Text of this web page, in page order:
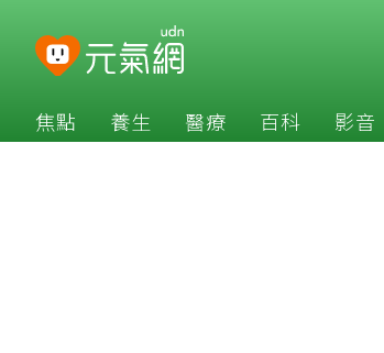
焦點 養生 醫療 百科 影音